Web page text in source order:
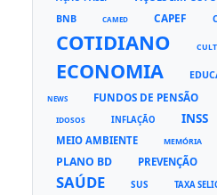
BNB CAMED CAPEF
COTIDIANO
ECONOMIA
NEWS FUNDOS DE PENSÃO
IDOSOS INFLAÇÃO INSS
MEIO AMBIENTE MEMÓRIA
PLANO BD PREVENÇÃO
SAÚDE SUS TAXA